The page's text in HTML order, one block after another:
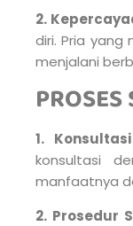
2.
diri. Pria yang
menjalani
1.
konsultasi
manfaatnya
2. Prosedur